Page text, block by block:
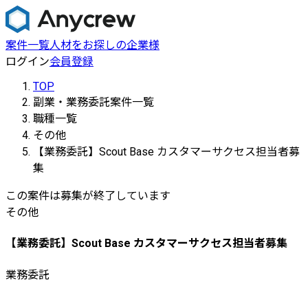
案件一覧人材をお探しの企業様
ログイン会員登録
TOP
副業・業務委託案件一覧
職種一覧
その他
【業務委託】Scout Base カスタマーサクセス担当者募
集
この案件は募集が終了しています
その他
【業務委託】Scout Base カスタマーサクセス担当者募集
業務委託